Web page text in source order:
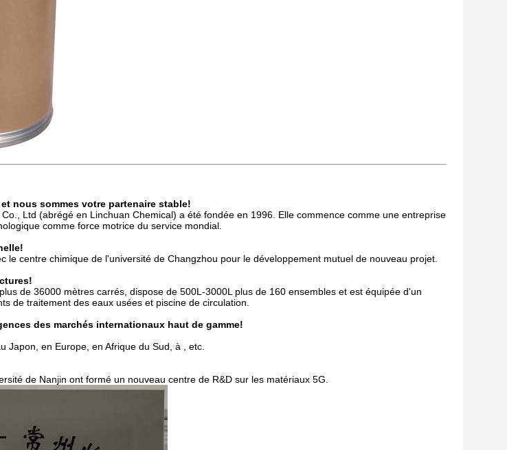
nous sommes votre partenaire stable!
Ltd (abrégé en Linchuan Chemical) a été fondée en 1996. Elle commence comme une entreprise
comme force motrice du service mondial.
le centre chimique de l'université de Changzhou pour le développement mutuel de nouveau projet.
de 36000 mètres carrés, dispose de 500L-3000L plus de 160 ensembles et est équipée d'un
de traitement des eaux usées et piscine de circulation.
des marchés internationaux haut de gamme!
Japon, en Europe, en Afrique du Sud, à , etc.
de Nanjin ont formé un nouveau centre de R&D sur les matériaux 5G.